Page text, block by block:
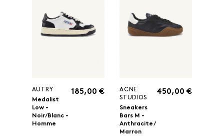
AUTRY
Medalist
Low -
Noir/Blanc -
Homme
185,00 €
ACNE
STUDIOS
Sneakers
Bars M -
Anthracite/
Marron
450,00 €